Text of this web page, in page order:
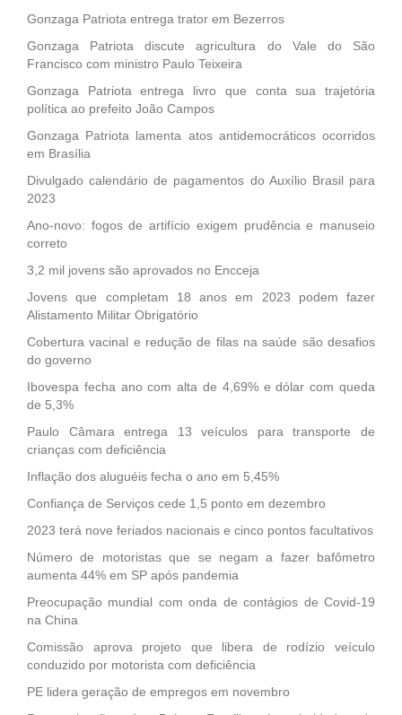
Gonzaga Patriota entrega trator em Bezerros
Gonzaga Patriota discute agricultura do Vale do São
Francisco com ministro Paulo Teixeira
Gonzaga Patriota entrega livro que conta sua trajetória
política ao prefeito João Campos
Gonzaga Patriota lamenta atos antidemocráticos ocorridos
em Brasília
Divulgado calendário de pagamentos do Auxílio Brasil para
2023
Ano-novo: fogos de artifício exigem prudência e manuseio
correto
3,2 mil jovens são aprovados no Encceja
Jovens que completam 18 anos em 2023 podem fazer
Alistamento Militar Obrigatório
Cobertura vacinal e redução de filas na saúde são desafios
do governo
Ibovespa fecha ano com alta de 4,69% e dólar com queda
de 5,3%
Paulo Câmara entrega 13 veículos para transporte de
crianças com deficiência
Inflação dos aluguéis fecha o ano em 5,45%
Confiança de Serviços cede 1,5 ponto em dezembro
2023 terá nove feriados nacionais e cinco pontos facultativos
Número de motoristas que se negam a fazer bafômetro
aumenta 44% em SP após pandemia
Preocupação mundial com onda de contágios de Covid-19
na China
Comissão aprova projeto que libera de rodízio veículo
conduzido por motorista com deficiência
PE lidera geração de empregos em novembro